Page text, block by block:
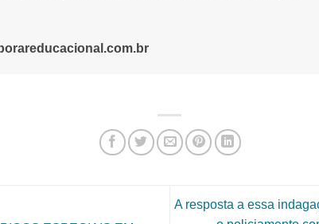
A resposta a essa